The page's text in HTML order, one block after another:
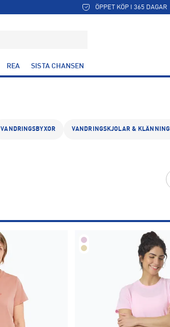
ÖPPET KÖP I 365 DAGAR
REA SISTA CHANSEN
VANDRINGSBYXOR VANDRINGSKJOLAR &